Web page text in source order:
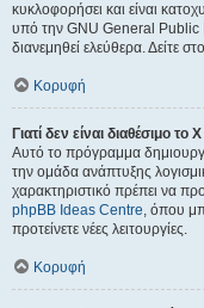
κυκλοφορήσει και είναι
υπό την GNU General Public
διανεμηθεί ελεύθερα. Δείτε στο
Κορυφή
Γιατί δεν είναι διαθέσιμο το
Αυτό το πρόγραμμα
την ομάδα ανάπτυξης
χαρακτηριστικό πρέπει να
phpBB Ideas Centre, όπου
προτείνετε νέες λειτουργίες.
Κορυφή